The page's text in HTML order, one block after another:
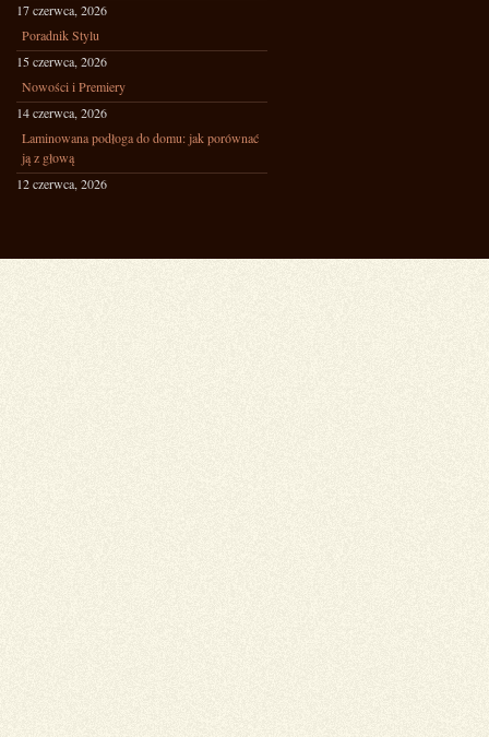
17 czerwca, 2026
Poradnik Stylu
15 czerwca, 2026
Nowości i Premiery
14 czerwca, 2026
Laminowana podłoga do domu: jak porównać
ją z głową
12 czerwca, 2026